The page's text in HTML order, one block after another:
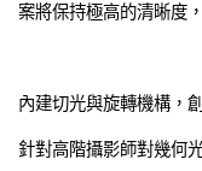
案將保持極高的清晰度
內建切光與旋轉機構，
針對高階攝影師對幾何